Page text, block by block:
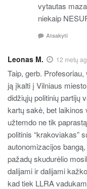
vytautas
niekaip
Atsakyti
Leonas M. 12 metų
Taip, gerb.
ją įkalti į Vilniaus
didžiųjų politinių partijų
kartų sakė, bet
užtemdo ne tik
politinis “krakoviakas”
autonomizacijos
pažadų skudurėlio
dalijami ir dalijami
kad tiek LLRA